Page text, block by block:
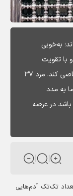
به‌خوبی
تقویت
جریانات انقلابی در میان مردم، حکومتی‌ها را عاصی کند. مرد ۳۷
به مدد
در عرصه
تعداد تک‌تک آدم‌هایی